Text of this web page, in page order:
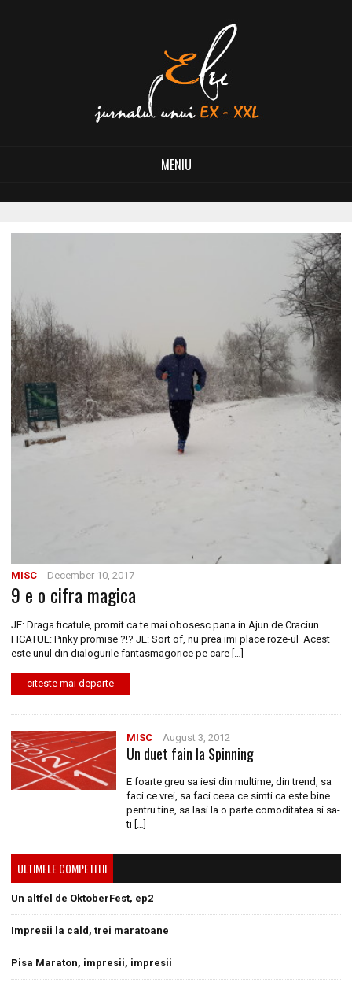
MENIU
MISC December 10, 2017
9 e o cifra magica
JE: Draga ficatule, promit ca te mai obosesc pana in Ajun de Craciun
FICATUL: Pinky promise ?!? JE: Sort of, nu prea imi place roze-ul Acest
este unul din dialogurile fantasmagorice pe care […]
citeste mai departe
MISC August 3, 2012
Un duet fain la Spinning
E foarte greu sa iesi din multime, din trend, sa
faci ce vrei, sa faci ceea ce simti ca este bine
pentru tine, sa lasi la o parte comoditatea si sa-
ti […]
ULTIMELE COMPETITII
Un altfel de OktoberFest, ep2
Impresii la cald, trei maratoane
Pisa Maraton, impresii, impresii